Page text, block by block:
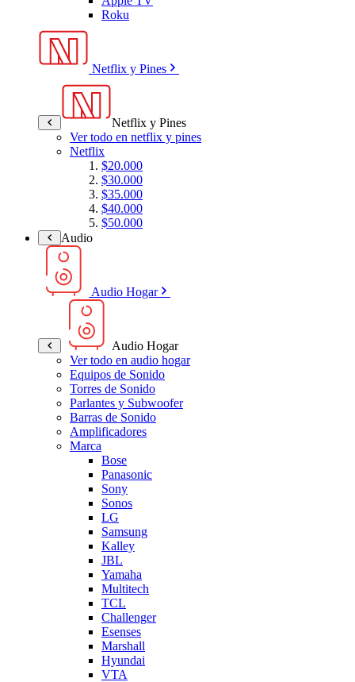
Roku
Netflix y Pines
Netflix y Pines
Ver todo en netflix y pines
Netflix
$20.000
$30.000
$35.000
$40.000
$50.000
Audio
Audio Hogar
Audio Hogar
Ver todo en audio hogar
Equipos de Sonido
Torres de Sonido
Parlantes y Subwoofer
Barras de Sonido
Amplificadores
Marca
Bose
Panasonic
Sony
Sonos
LG
Samsung
Kalley
JBL
Yamaha
Multitech
TCL
Challenger
Esenses
Marshall
Hyundai
VTA